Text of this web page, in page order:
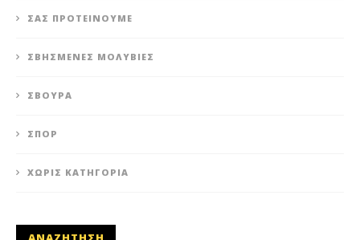
ΣΑΣ ΠΡΟΤΕΊΝΟΥΜΕ
ΣΒΗΣΜΈΝΕΣ ΜΟΛΥΒΙΈΣ
ΣΒΟΎΡΑ
ΣΠΟΡ
ΧΩΡΊΣ ΚΑΤΗΓΟΡΊΑ